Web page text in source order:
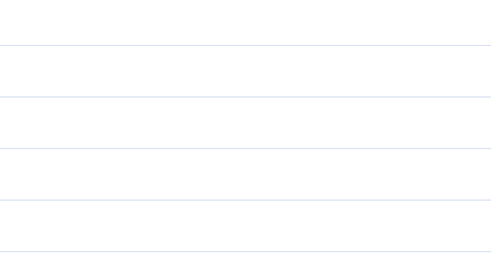
size veren O´dur. Ne kadar az şükrediyorsunuz!
yürekleri (efideh) inşa edendir; ne az şükrediyorsunuz.
o gönülleri yaratandır. (Böyle iken) ne az şükredersiniz!
var eden O´dur. Ne de az şükrediyorsunuz.
hassası ve fuad hassası (idrak hassası) inşa eden